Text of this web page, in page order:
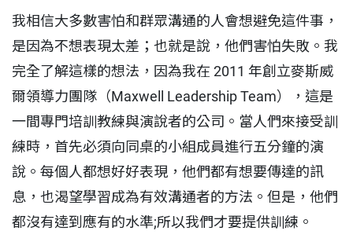
我相信大多數害怕和群眾溝通的人會想避免這件事，
是因為不想表現太差；也就是說，他們害怕失敗。我
完全了解這樣的想法，因為我在 2011 年創立麥斯威
爾領導力團隊（Maxwell Leadership Team），這是
一間專門培訓教練與演說者的公司。當人們來接受訓
練時，首先必須向同桌的小組成員進行五分鐘的演
說。每個人都想好好表現，他們都有想要傳達的訊
息，也渴望學習成為有效溝通者的方法。但是，他們
都沒有達到應有的水準;所以我們才要提供訓練。